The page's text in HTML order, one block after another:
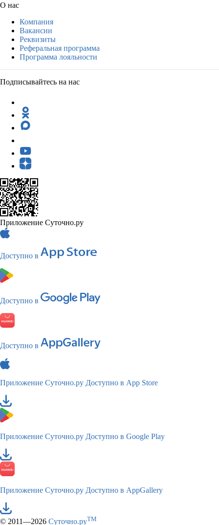
О нас
Компания
Вакансии
Реквизиты
Реферальная программа
Программа лояльности
Подписывайтесь на нас
Приложение Суточно.ру
Доступно в
Доступно в
Доступно в
Приложение Суточно.ру Доступно в App Store
Приложение Суточно.ру Доступно в Google Play
Приложение Суточно.ру Доступно в AppGallery
© 2011—2026 Суточно.руTM